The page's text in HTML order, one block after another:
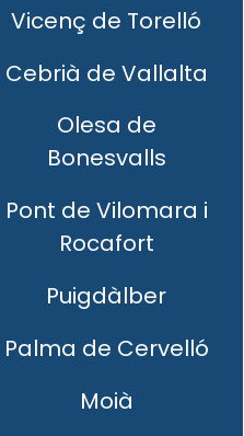
Vicenç de Torelló
Cebrià de Vallalta
Olesa de
Bonesvalls
Pont de Vilomara i
Rocafort
Puigdàlber
Palma de Cervelló
Moià